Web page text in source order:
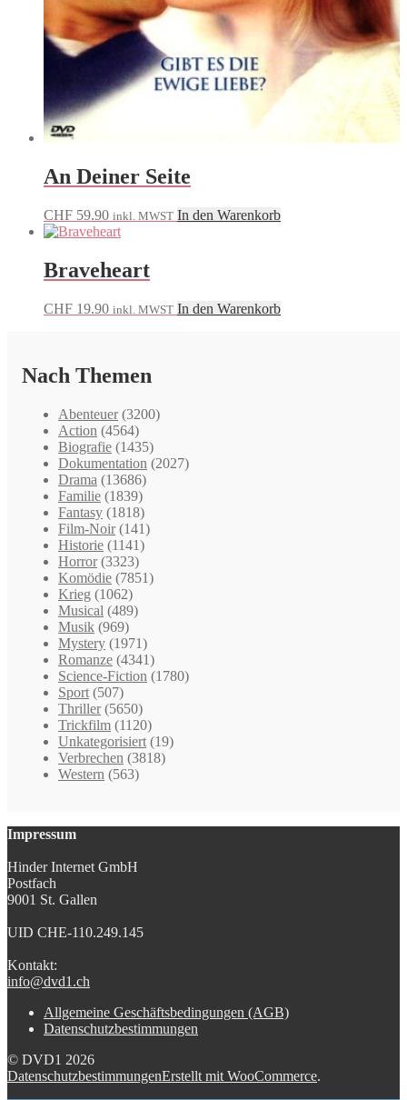
An Deiner Seite
CHF 59.90 inkl. MWST In den Warenkorb
Braveheart
CHF 19.90 inkl. MWST In den Warenkorb
Nach Themen
Abenteuer (3200)
Action (4564)
Biografie (1435)
Dokumentation (2027)
Drama (13686)
Familie (1839)
Fantasy (1818)
Film-Noir (141)
Historie (1141)
Horror (3323)
Komödie (7851)
Krieg (1062)
Musical (489)
Musik (969)
Mystery (1971)
Romanze (4341)
Science-Fiction (1780)
Sport (507)
Thriller (5650)
Trickfilm (1120)
Unkategorisiert (19)
Verbrechen (3818)
Western (563)
Impressum
Hinder Internet GmbH
Postfach
9001 St. Gallen
UID CHE-110.249.145
Kontakt:
info@dvd1.ch
Allgemeine Geschäftsbedingungen (AGB)
Datenschutzbestimmungen
© DVD1 2026
DatenschutzbestimmungenErstellt mit WooCommerce.